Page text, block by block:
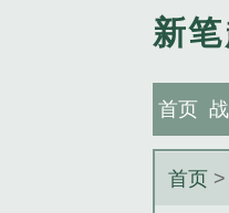
新
首页
首页